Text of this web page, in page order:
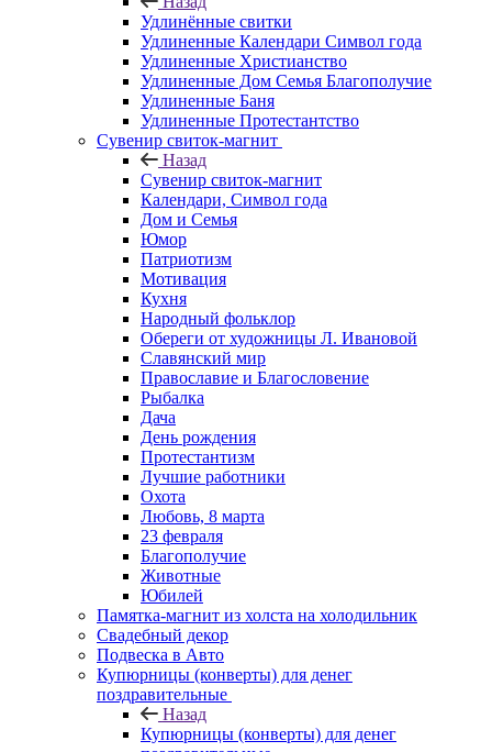
Удлинённые свитки
Удлиненные Календари Символ года
Удлиненные Христианство
Удлиненные Дом Семья Благополучие
Удлиненные Баня
Удлиненные Протестантство
Сувенир свиток-магнит
Назад
Сувенир свиток-магнит
Календари, Символ года
Дом и Семья
Юмор
Патриотизм
Мотивация
Кухня
Народный фольклор
Обереги от художницы Л. Ивановой
Славянский мир
Православие и Благословение
Рыбалка
Дача
День рождения
Протестантизм
Лучшие работники
Охота
Любовь, 8 марта
23 февраля
Благополучие
Животные
Юбилей
Памятка-магнит из холста на холодильник
Свадебный декор
Подвеска в Авто
Купюрницы (конверты) для денег
поздравительные
Назад
Купюрницы (конверты) для денег